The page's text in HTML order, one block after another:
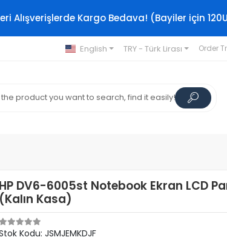
Alışverişlerde Kargo Bedava! (Bayiler için
English TRY - Türk Lirası Order
HP DV6-6005st Notebook Ekran LCD
(Kalın Kasa)
Kodu: JSMJEMKDJF